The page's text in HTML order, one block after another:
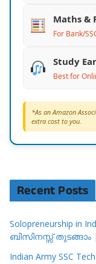
Maths &
For Bank/
Study
Best for
*As an Amazon
extra cost to you.
Recent Posts
Solopreneurship in
ബിസിനസ്സ് തുടങ്ങാം |
Indian Army SSC